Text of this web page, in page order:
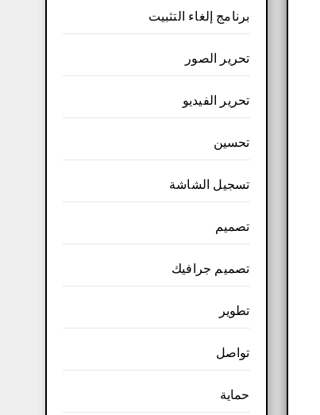
برنامج إلغاء التثبيت
تحرير الصور
تحرير الفيديو
تحسين
تسجيل الشاشة
تصميم
تصميم جرافيك
تطوير
تواصل
حماية